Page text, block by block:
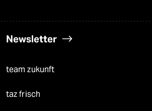
Newsletter
team zukunft
taz frisch